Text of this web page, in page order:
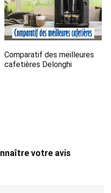
Comparatif des meilleures
cafetières Delonghi
votre avis